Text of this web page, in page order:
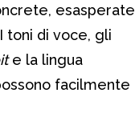
esasperate
toni di voce, gli
e la lingua
facilmente